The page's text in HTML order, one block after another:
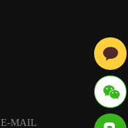
ID : hmt
MAIL